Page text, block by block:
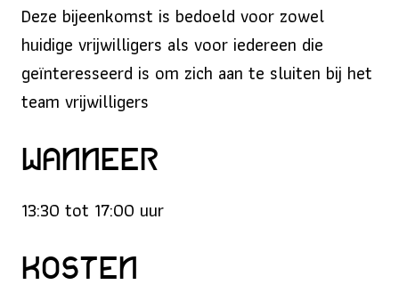
Deze bijeenkomst is bedoeld voor zowel
huidige vrijwilligers als voor iedereen die
geïnteresseerd is om zich aan te sluiten bij het
team vrijwilligers
Wanneer
13:30 tot 17:00 uur
Kosten